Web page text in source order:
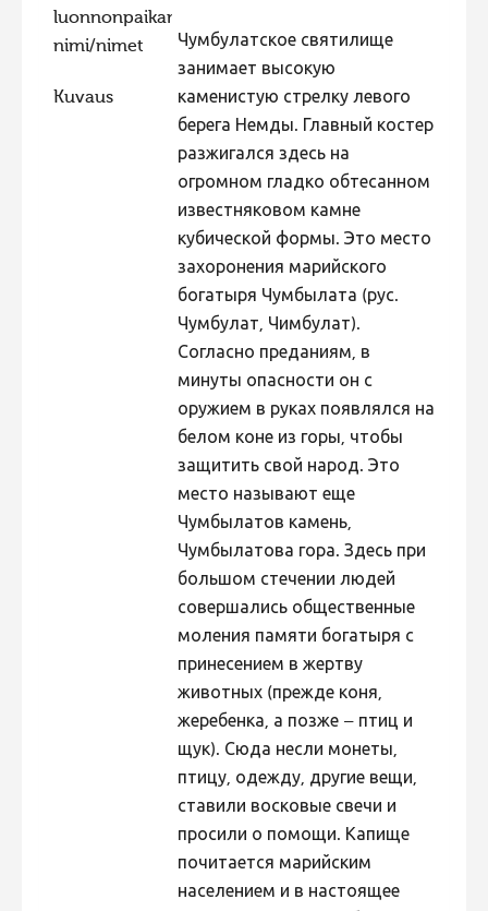
Hiite kuvavõistlus 2015
Hiite kuvavõistlus 2014
Hiite kuvavõistlus 2013
Hiite kuvavõistlus 2011
Hiite kuvavõistlus 2010
Hiite kuvavõistlus 2008
luonnonpaikan
nimi/nimet
Kuvaus
Чумбулатское святилище
занимает высокую
каменистую стрелку левого
берега Немды. Главный костер
разжигался здесь на
огромном гладко обтесанном
известняковом камне
кубической формы. Это место
захоронения марийского
богатыря Чумбылата (рус.
Чумбулат, Чимбулат).
Согласно преданиям, в
минуты опасности он с
оружием в руках появлялся на
белом коне из горы, чтобы
защитить свой народ. Это
место называют еще
Чумбылатов камень,
Чумбылатова гора. Здесь при
большом стечении людей
совершались общественные
моления памяти богатыря с
принесением в жертву
животных (прежде коня,
жеребенка, а позже – птиц и
щук). Сюда несли монеты,
птицу, одежду, другие вещи,
ставили восковые свечи и
просили о помощи. Капище
почитается марийским
населением и в настоящее